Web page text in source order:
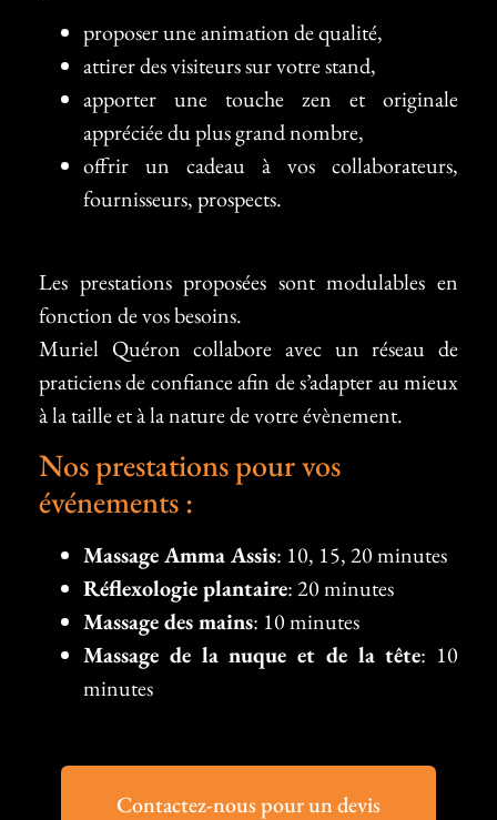
proposer une animation de qualité,
attirer des visiteurs sur votre stand,
apporter une touche zen et originale
appréciée du plus grand nombre,
offrir un cadeau à vos collaborateurs,
fournisseurs, prospects.
Les prestations proposées sont modulables en
fonction de vos besoins.
Muriel Quéron collabore avec un réseau de
praticiens de confiance afin de s’adapter au mieux
à la taille et à la nature de votre évènement.
Nos prestations pour vos
événements :
Massage Amma Assis: 10, 15, 20 minutes
Réflexologie plantaire: 20 minutes
Massage des mains: 10 minutes
Massage de la nuque et de la tête: 10
minutes
Contactez-nous pour un devis